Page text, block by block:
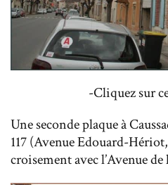
-Cliquez sur
Une seconde plaque à
117 (Avenue Edouard-
croisement avec l’Avenue de